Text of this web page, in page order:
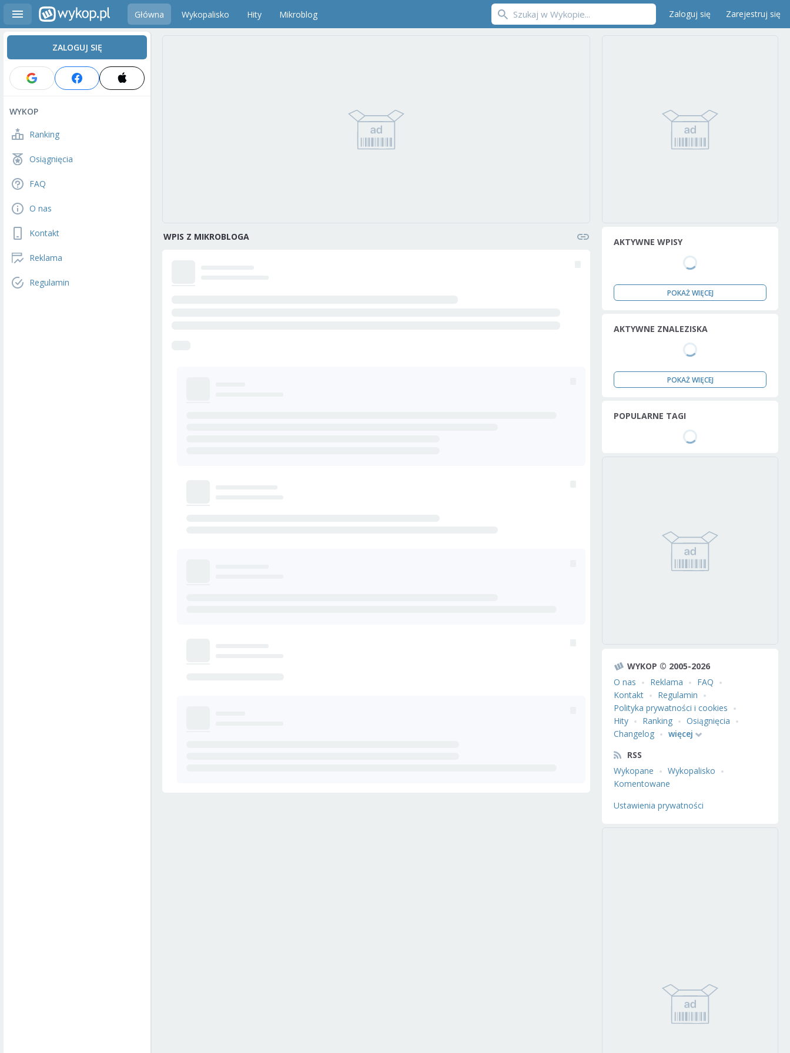
Główna Wykopalisko Hity Mikroblog Zaloguj się Zarejestruj się
ZALOGUJ SIĘ
WYKOP
Ranking
Osiągnięcia
FAQ
O nas
Kontakt
Reklama
Regulamin
WPIS Z MIKROBLOGA AKTYWNE WPISY
POKAŻ WIĘCEJ
AKTYWNE ZNALEZISKA
POKAŻ WIĘCEJ
POPULARNE TAGI
WYKOP © 2005-2026
O nas
Reklama
FAQ
Kontakt
Regulamin
Polityka prywatności i cookies
Hity
Ranking
Osiągnięcia
Changelog
więcej
RSS
Wykopane
Wykopalisko
Komentowane
Ustawienia prywatności